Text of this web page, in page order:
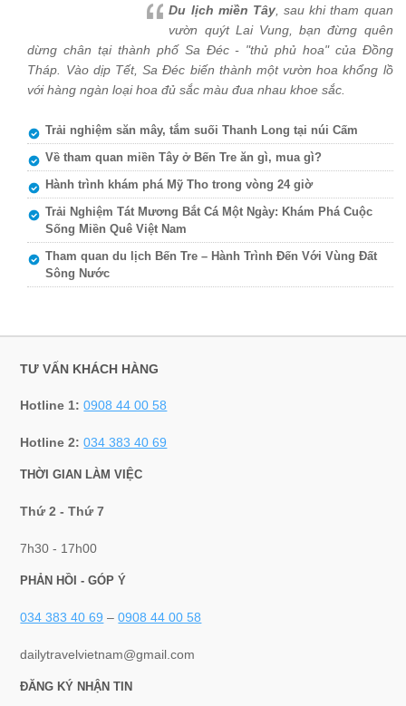
Du lịch miền Tây, sau khi tham quan
vườn quýt Lai Vung, bạn đừng quên
dừng chân tại thành phố Sa Đéc - "thủ phủ hoa" của Đồng
Tháp. Vào dịp Tết, Sa Đéc biến thành một vườn hoa khổng lồ
với hàng ngàn loại hoa đủ sắc màu đua nhau khoe sắc.
Trải nghiệm săn mây, tắm suối Thanh Long tại núi Cấm
Về tham quan miền Tây ở Bến Tre ăn gì, mua gì?
Hành trình khám phá Mỹ Tho trong vòng 24 giờ
Trải Nghiệm Tát Mương Bắt Cá Một Ngày: Khám Phá Cuộc
Sống Miền Quê Việt Nam
Tham quan du lịch Bến Tre – Hành Trình Đến Với Vùng Đất
Sông Nước
TƯ VẤN KHÁCH HÀNG
Hotline 1:0908 44 00 58
Hotline 2:034 383 40 69
THỜI GIAN LÀM VIỆC
Thứ 2 - Thứ 7
7h30 - 17h00
PHẢN HỒI - GÓP Ý
034 383 40 69 –0908 44 00 58
dailytravelvietnam@gmail.com
ĐĂNG KÝ NHẬN TIN